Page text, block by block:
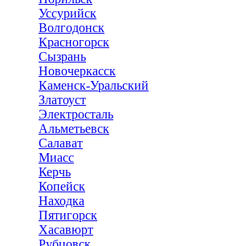
Уссурийск
Волгодонск
Красногорск
Сызрань
Новочеркасск
Каменск-Уральский
Златоуст
Электросталь
Альметьевск
Салават
Миасс
Керчь
Копейск
Находка
Пятигорск
Хасавюрт